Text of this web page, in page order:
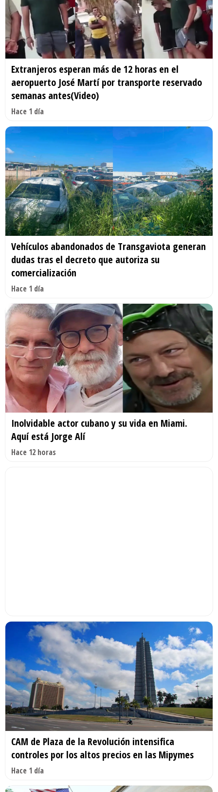
Extranjeros esperan más de 12 horas en el
aeropuerto José Martí por transporte reservado
semanas antes(Video)
Hace 1 día
Vehículos abandonados de Transgaviota generan
dudas tras el decreto que autoriza su
comercialización
Hace 1 día
Inolvidable actor cubano y su vida en Miami.
Aquí está Jorge Alí
Hace 12 horas
CAM de Plaza de la Revolución intensifica
controles por los altos precios en las Mipymes
Hace 1 día